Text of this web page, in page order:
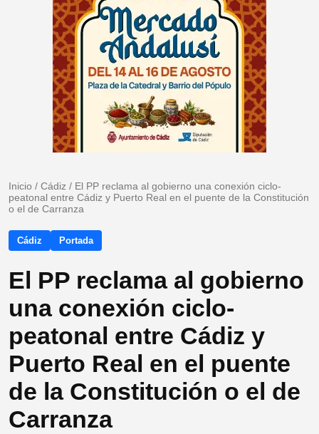
Inicio / Cádiz / El PP reclama al gobierno una conexión ciclo-
peatonal entre Cádiz y Puerto Real en el puente de la Constitución
o el de Carranza
Cádiz Portada
El PP reclama al gobierno
una conexión ciclo-
peatonal entre Cádiz y
Puerto Real en el puente
de la Constitución o el de
Carranza